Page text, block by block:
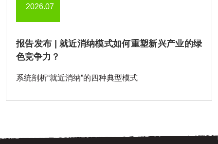
2026.07
报告发布 | 就近消纳模式如何重塑新兴产业的绿
色竞争力？
系统剖析“就近消纳”的四种典型模式